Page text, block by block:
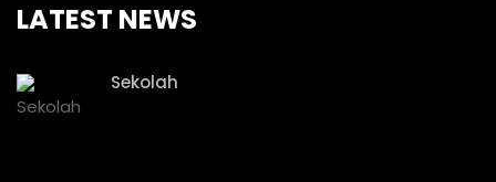
LATEST NEWS
Sekolah